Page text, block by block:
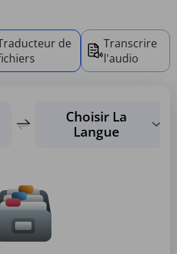
de
Transcrire
l'audio
Choisir La
Langue